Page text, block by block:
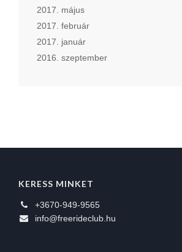
2017. május
2017. február
2017. január
2016. szeptember
KERESS MINKET
+3670-949-9565
info@freerideclub.hu